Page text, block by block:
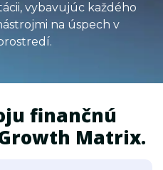
vybavujúc každého
na úspech v
finančnú
Matrix.